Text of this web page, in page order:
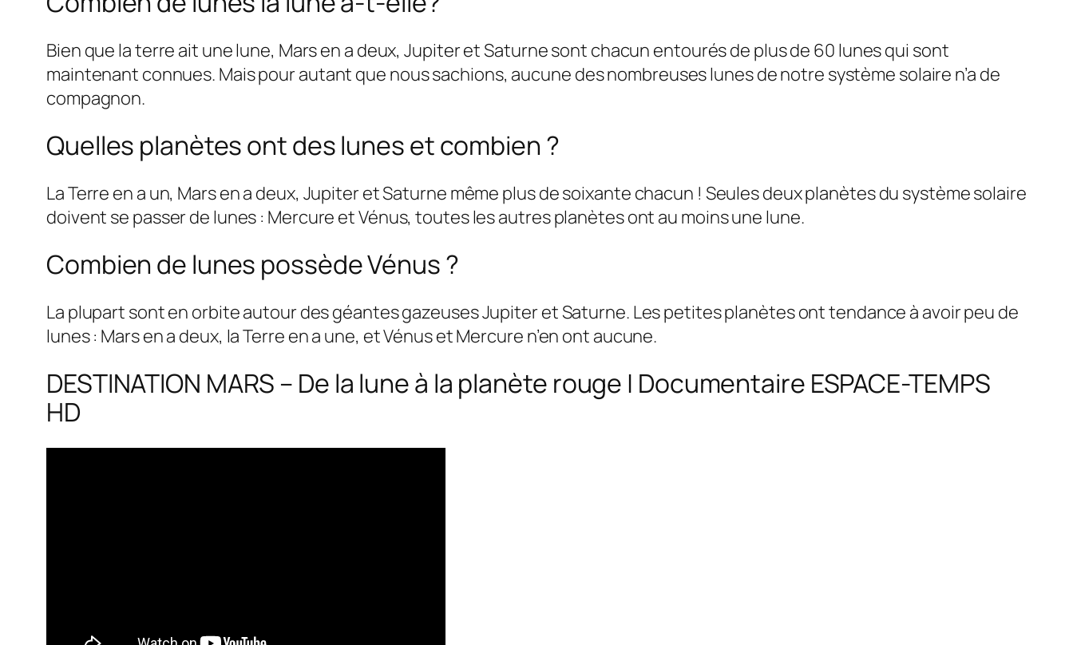
Bien que la terre ait une lune, Mars en a deux, Jupiter et Saturne sont chacun entourés de plus de 60 lunes qui sont
maintenant connues. Mais pour autant que nous sachions, aucune des nombreuses lunes de notre système solaire n’a de
compagnon.
Quelles planètes ont des lunes et combien ?
La Terre en a un, Mars en a deux, Jupiter et Saturne même plus de soixante chacun ! Seules deux planètes du système solaire
doivent se passer de lunes : Mercure et Vénus, toutes les autres planètes ont au moins une lune.
Combien de lunes possède Vénus ?
La plupart sont en orbite autour des géantes gazeuses Jupiter et Saturne. Les petites planètes ont tendance à avoir peu de
lunes : Mars en a deux, la Terre en a une, et Vénus et Mercure n’en ont aucune.
DESTINATION MARS – De la lune à la planète rouge | Documentaire ESPACE-TEMPS
HD